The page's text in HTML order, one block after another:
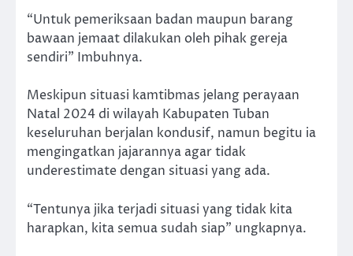
“Untuk pemeriksaan badan maupun barang
bawaan jemaat dilakukan oleh pihak gereja
sendiri” Imbuhnya.
Meskipun situasi kamtibmas jelang perayaan
Natal 2024 di wilayah Kabupaten Tuban
keseluruhan berjalan kondusif, namun begitu ia
mengingatkan jajarannya agar tidak
underestimate dengan situasi yang ada.
“Tentunya jika terjadi situasi yang tidak kita
harapkan, kita semua sudah siap” ungkapnya.